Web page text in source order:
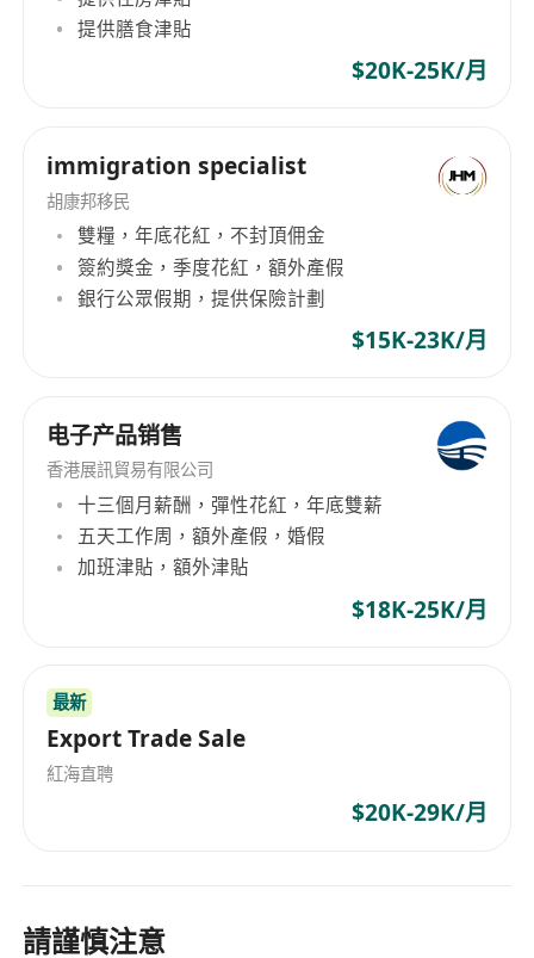
communication devices, consumer electronics,
power batteries, electric vehicles, electric
motorcycles, electric bicycles, energy storage
storage, user storage, and more. From the
outset, NEWARE New Will was renowned for its
high-power output and precision testing
equipment, having supplied reliable and flexible
testing equipment to over 17,000 customers
worldwide, covering a broad spectrum from
battery factories to research institutions.
series, CT/CTE-8000 series condition simulation
battery test systems, CE-6000 series battery test
systems, CT/CTE-5000 series battery test
systems, CT-9000 series ultra-high precision
battery test systems, and environmental test
technological innovation and product iteration,
systems but also expanded its smart laboratory
solutions and cloud LIMS and AI data analysis
services, aiming to provide comprehensive
products and services support to global battery
inspection departments, educational
提供膳食津貼
$20K-25K/月
immigration specialist
胡康邦移民
雙糧，年底花紅，不封頂佣金
簽約獎金，季度花紅，額外產假
銀行公眾假期，提供保險計劃
$15K-23K/月
电子产品销售
香港展訊貿易有限公司
十三個月薪酬，彈性花紅，年底雙薪
五天工作周，額外產假，婚假
加班津貼，額外津貼
$18K-25K/月
最新
Export Trade Sale
紅海直聘
$20K-29K/月
請謹慎注意